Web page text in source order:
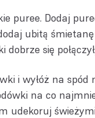
puree. Dodaj
ubitą
dobrze się
i wyłóż na spód
na co
udekoruj